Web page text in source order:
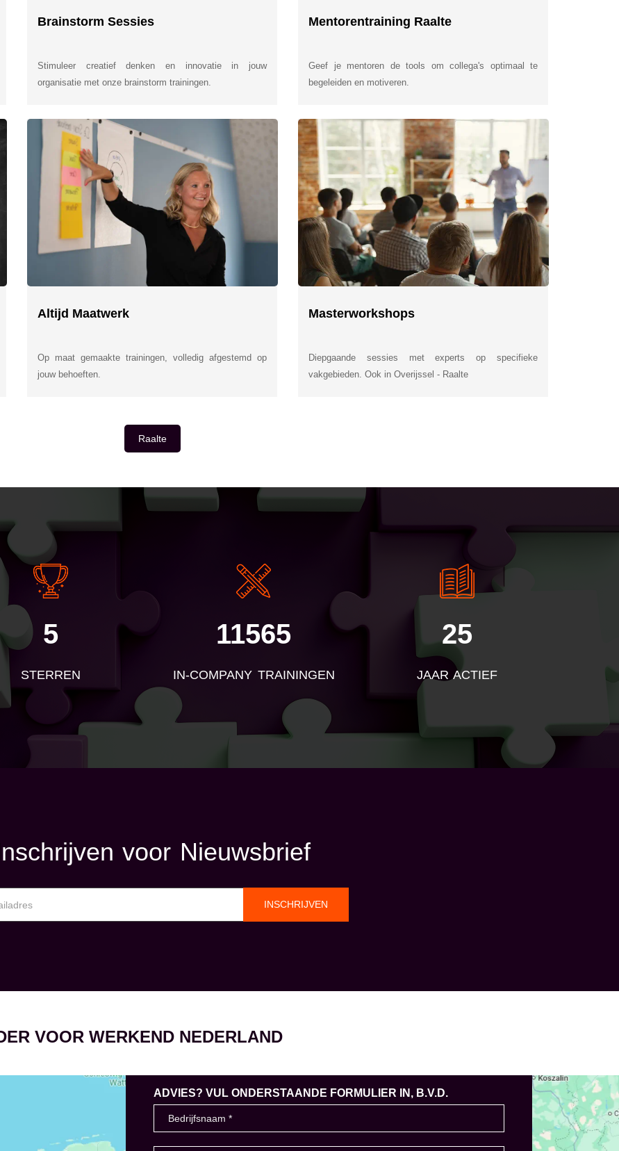
Brainstorm Sessies
Stimuleer creatief denken en innovatie in jouw
organisatie met onze brainstorm trainingen.
Mentorentraining Raalte
Geef je mentoren de tools om collega's optimaal te
begeleiden en motiveren.
Altijd Maatwerk
Op maat gemaakte trainingen, volledig afgestemd op
jouw behoeften.
Masterworkshops
Diepgaande sessies met experts op specifieke
vakgebieden. Ook in Overijssel - Raalte
Raalte
5
STERREN
11565
IN-COMPANY TRAININGEN
25
JAAR ACTIEF
voor Nieuwsbrief
INSCHRIJVEN
VOOR WERKEND NEDERLAND
ADVIES? VUL ONDERSTAANDE FORMULIER IN, B.V.D.